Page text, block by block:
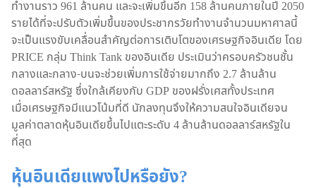
ทำงานราว 961 ล้านคน และจะเพิ่มขึ้นอีก 158 ล้านคนภายในปี 2050
รายได้ที่จะปรับตัวเพิ่มขึ้นของประชากรวัยทำงานจำนวนมหาศาลนี้
จะเป็นแรงขับเคลื่อนสำคัญต่อการเติบโตของเศรษฐกิจอินเดีย โดย
PRICE กลุ่ม Think Tank ของอินเดีย ประเมินว่าครอบครัวชนชั้น
กลางและกลาง-บนจะช่วยเพิ่มการใช้จ่ายมากถึง 2.7 ล้านล้าน
ดอลลาร์สหรัฐ ซึ่งใกล้เคียงกับ GDP ของฝรั่งเศสทั้งประเทศ
เมื่อเศรษฐกิจมีแนวโน้มที่ดี นักลงทุนจึงให้ความสนใจอินเดียจน
มูลค่าตลาดหุ้นอินเดียขึ้นไปแตะระดับ 4 ล้านล้านดอลลาร์สหรัฐใน
ที่สุด
หุ้นอินเดียแพงไปหรือยัง?